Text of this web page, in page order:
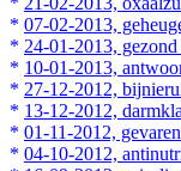
* 07-02-2013,
* 24-01-2013,
* 10-01-2013,
* 27-12-2012,
* 13-12-2012,
* 01-11-2012,
* 04-10-2012,